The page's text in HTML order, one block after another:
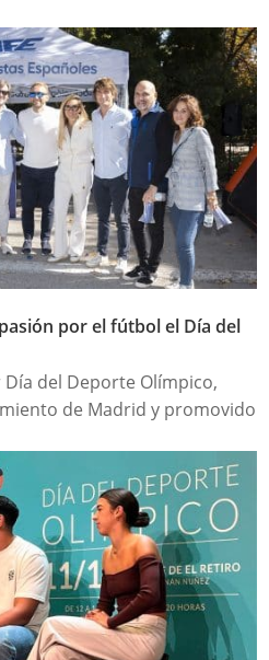
por el fútbol el Día del
del Deporte Olímpico,
de Madrid y promovido